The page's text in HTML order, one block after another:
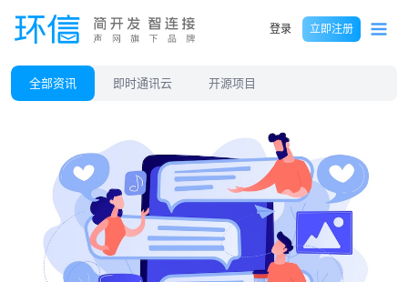
登录 立即注册
全部资讯 即时通讯云 开源项目